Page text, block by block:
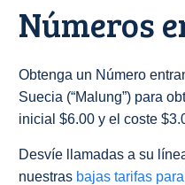
Números
Obtenga un Número
Suecia (“Malung”) para
inicial $6.00 y el coste
Desvíe llamadas a su
nuestras bajas tarifas